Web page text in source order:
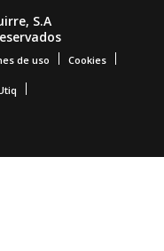
S.A
de uso Cookies